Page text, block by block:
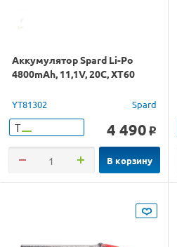
Аккумулятор Spard Li-Po
4800mAh, 11,1V, 20C, XT60
YT81302 Spard
Т 4 490 o
В корзину